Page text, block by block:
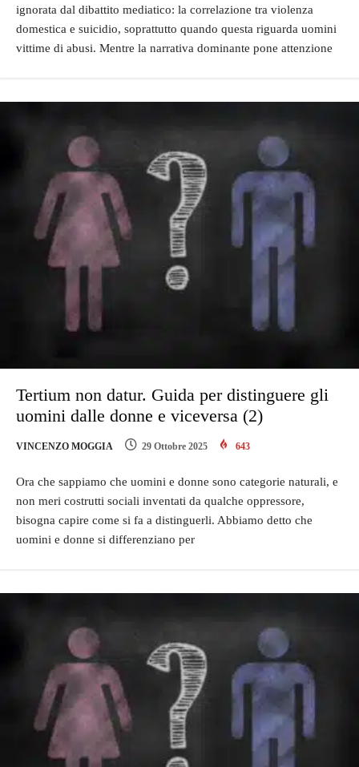
ignorata dal dibattito mediatico: la correlazione tra violenza
domestica e suicidio, soprattutto quando questa riguarda uomini
vittime di abusi. Mentre la narrativa dominante pone attenzione
Tertium non datur. Guida per distinguere gli
uomini dalle donne e viceversa (2)
VINCENZO MOGGIA 29 Ottobre 2025 643
Ora che sappiamo che uomini e donne sono categorie naturali, e
non meri costrutti sociali inventati da qualche oppressore,
bisogna capire come si fa a distinguerli. Abbiamo detto che
uomini e donne si differenziano per